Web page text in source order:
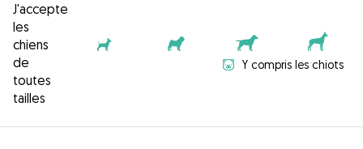
J'accepte
les
chiens
de
toutes
tailles
Y compris les chiots